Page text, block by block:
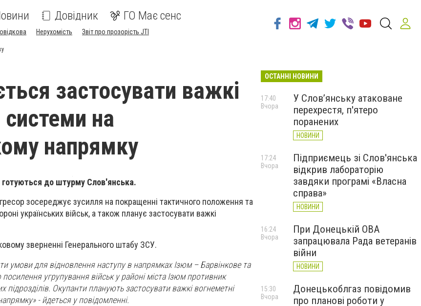
Довідник ГО Має сенс
Нерухомість Звіт про прозорість JTI
застосувати важкі
системи на
напрямку
готуються до штурму Слов'янська.
зосереджує зусилля на покращенні тактичного положення та
українських військ, а також планує застосувати важкі
зверненні Генерального штабу ЗСУ.
умови для відновлення наступу в напрямках Ізюм – Барвінкове та
угрупування військ у районі міста Ізюм противник
підрозділів. Окупанти планують застосувати важкі вогнеметні
- йдеться у повідомленні.
ОСТАННІ НОВИНИ
У Слов’янську атаковане
перехрестя, п'ятеро
поранених
НОВИНИ
17:40
Вчора
Підприємець зі Слов'янська
відкрив лабораторію
завдяки програмі «Власна
справа»
НОВИНИ
17:24
Вчора
При Донецькій ОВА
запрацювала Рада ветеранів
війни
НОВИНИ
16:24
Вчора
Донецькоблгаз повідомив
про планові роботи у
15:30
Вчора